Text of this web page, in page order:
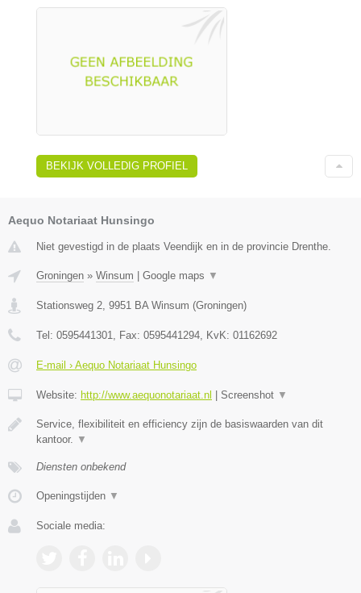
BEKIJK VOLLEDIG PROFIEL
Aequo Notariaat Hunsingo
Niet gevestigd in de plaats Veendijk en in de provincie Drenthe.
Groningen » Winsum Google maps ▼
Stationsweg 2 9951 BA Winsum (Groningen)
Tel: 0595441301 , Fax: 0595441294 , KvK: 01162692
E-mail › Aequo Notariaat Hunsingo
Website: http://www.aequonotariaat.nl Screenshot ▼
Service, flexibiliteit en efficiency zijn de basiswaarden van dit
kantoor.
▼
Diensten onbekend
Openingstijden ▼
Sociale media: